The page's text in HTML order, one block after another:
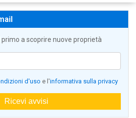
primo a scoprire nuove proprietà
d'uso e l'informativa sulla privacy
Ricevi avvisi